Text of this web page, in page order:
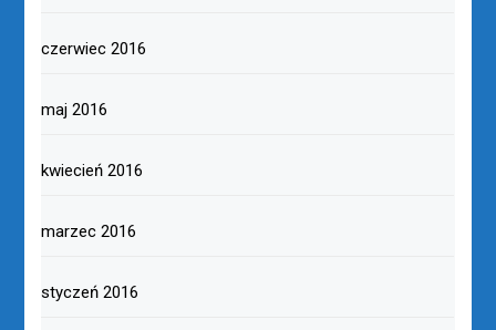
czerwiec 2016
maj 2016
kwiecień 2016
marzec 2016
styczeń 2016